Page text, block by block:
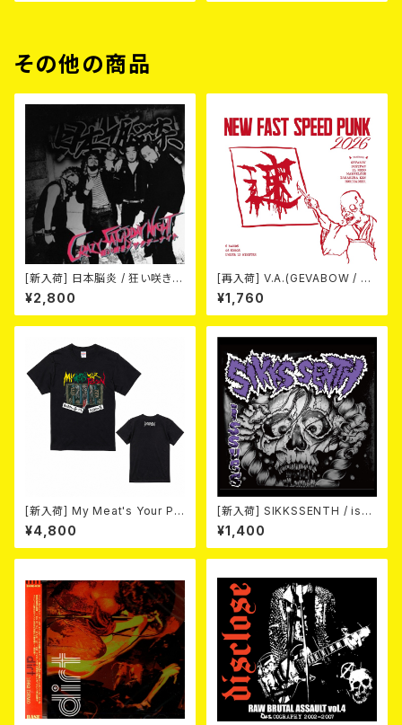
その他の商品
[新入荷] 日本脳炎 / 狂い咲きサ
タデーナイト(CD)
¥2,800
[再入荷] V.A.(GEVABOW / D
USTPAN / EL NUDO / MARV
ELOUS / 高倉健 / Horse & D
eer) / NEW FAST SPEED PU
¥1,760
[新入荷] My Meat's Your Po
ison -あんたにゃ毒でもオイラ
にゃ薬- / BLACK T-shirt (XX
L & XXXL)
¥4,800
[新入荷] SIKKSSENTH / issu
es (CD-R)
¥1,400